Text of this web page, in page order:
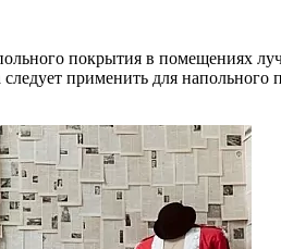
покрытия в помещениях
применить для